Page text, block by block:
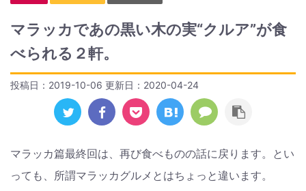
マラッカであの黒い木の実“クルア”が食
べられる２軒。
投稿日：2019-10-06 更新日： 2020-04-24
マラッカ篇最終回は、再び食べものの話に戻ります。とい
っても、所謂マラッカグルメとはちょっと違います。